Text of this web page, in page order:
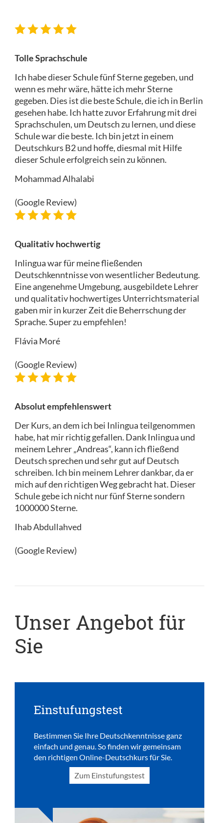
Tolle Sprachschule
Ich habe dieser Schule fünf Sterne gegeben, und
wenn es mehr wäre, hätte ich mehr Sterne
gegeben. Dies ist die beste Schule, die ich in Berlin
gesehen habe. Ich hatte zuvor Erfahrung mit drei
Sprachschulen, um Deutsch zu lernen, und diese
Schule war die beste. Ich bin jetzt in einem
Deutschkurs B2 und hoffe, diesmal mit Hilfe
dieser Schule erfolgreich sein zu können.
Mohammad Alhalabi
(Google Review)
Qualitativ hochwertig
Inlingua war für meine fließenden
Deutschkenntnisse von wesentlicher Bedeutung.
Eine angenehme Umgebung, ausgebildete Lehrer
und qualitativ hochwertiges Unterrichtsmaterial
gaben mir in kurzer Zeit die Beherrschung der
Sprache. Super zu empfehlen!
Flávia Moré
(Google Review)
Absolut empfehlenswert
Der Kurs, an dem ich bei Inlingua teilgenommen
habe, hat mir richtig gefallen. Dank Inlingua und
meinem Lehrer „Andreas“, kann ich fließend
Deutsch sprechen und sehr gut auf Deutsch
schreiben. Ich bin meinem Lehrer dankbar, da er
mich auf den richtigen Weg gebracht hat. Dieser
Schule gebe ich nicht nur fünf Sterne sondern
1000000 Sterne.
Ihab Abdullahved
(Google Review)
Unser Angebot für
Sie
Einstufungstest
Bestimmen Sie Ihre Deutschkenntnisse ganz
einfach und genau. So finden wir gemeinsam
den richtigen Online-Deutschkurs für Sie.
Zum Einstufungstest